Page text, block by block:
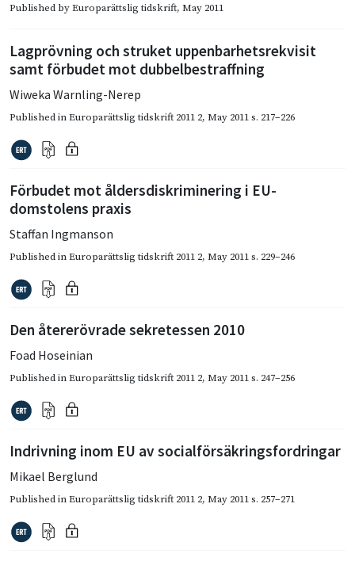
Published byEuroparättslig tidskrift, May 2011
Lagprövning och struket uppenbarhetsrekvisit
samt förbudet mot dubbelbestraffning
Wiweka Warnling-Nerep
Published inEuroparättslig tidskrift 2011 2, May 2011s. 217–226
Förbudet mot åldersdiskriminering i EU-
domstolens praxis
Staffan Ingmanson
Published inEuroparättslig tidskrift 2011 2, May 2011s. 229–246
Den återerövrade sekretessen 2010
Foad Hoseinian
Published inEuroparättslig tidskrift 2011 2, May 2011s. 247–256
Indrivning inom EU av socialförsäkringsfordringar
Mikael Berglund
Published inEuroparättslig tidskrift 2011 2, May 2011s. 257–271